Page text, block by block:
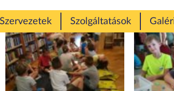
Szolgáltatások